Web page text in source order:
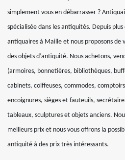
simplement vous en débarrasser ?
spécialisée dans les antiquités. Depuis
antiquaires à Maille et nous proposons de
des objets d’antiquité. Nous achetons,
(armoires, bonnetières, bibliothèques,
cabinets, coiffeuses, commodes,
encoignures, sièges et fauteuils,
tableaux, sculptures et objets anciens.
meilleurs prix et nous vous offrons la
antiquité à des prix très intéressants.